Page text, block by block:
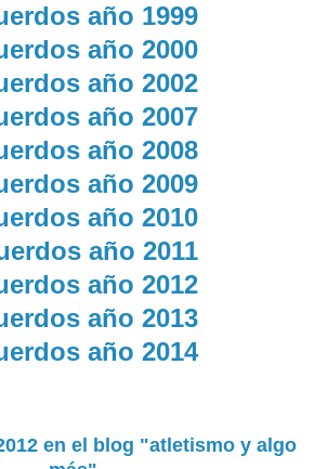
año 1999
año 2000
año 2002
año 2007
año 2008
año 2009
año 2010
año 2011
año 2012
año 2013
año 2014
en el blog "atletismo y algo